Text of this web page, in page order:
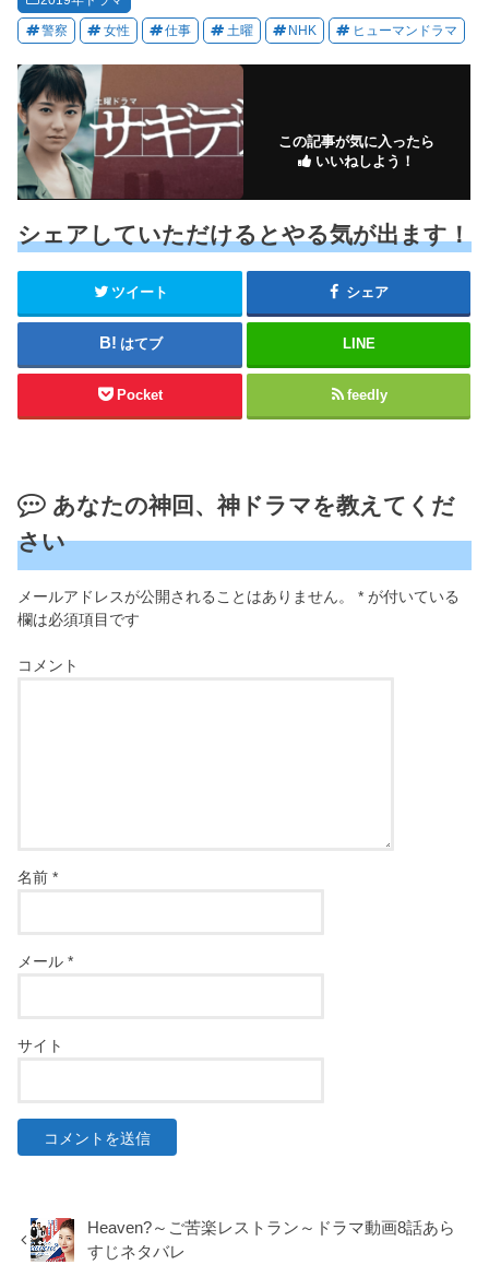
警察 女性 仕事 土曜 NHK ヒューマンドラマ
この記事が気に入ったら
いいねしよう！
シェアしていただけるとやる気が出ます！
ツイート シェア
はてブ LINE
Pocket feedly
あなたの神回、神ドラマを教えてくだ
さい
メールアドレスが公開されることはありません。 * が付いている
欄は必須項目です
コメント
名前*
メール*
サイト
Heaven?～ご苦楽レストラン～ドラマ動画8話あら
すじネタバレ